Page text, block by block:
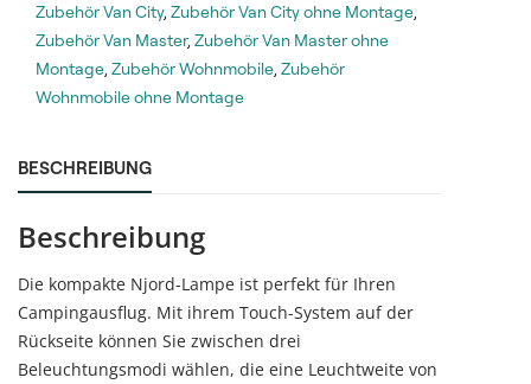
Zubehör Van City, Zubehör Van City ohne Montage,
Zubehör Van Master, Zubehör Van Master ohne
Montage, Zubehör Wohnmobile, Zubehör
Wohnmobile ohne Montage
BESCHREIBUNG
Beschreibung
Die kompakte Njord-Lampe ist perfekt für Ihren
Campingausflug. Mit ihrem Touch-System auf der
Rückseite können Sie zwischen drei
Beleuchtungsmodi wählen, die eine Leuchtweite von